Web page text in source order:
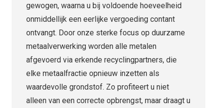
gewogen, waarna u bij voldoende hoeveelheid
onmiddellijk een eerlijke vergoeding contant
ontvangt. Door onze sterke focus op duurzame
metaalverwerking worden alle metalen
afgevoerd via erkende recyclingpartners, die
elke metaalfractie opnieuw inzetten als
waardevolle grondstof. Zo profiteert u niet
alleen van een correcte opbrengst, maar draagt u